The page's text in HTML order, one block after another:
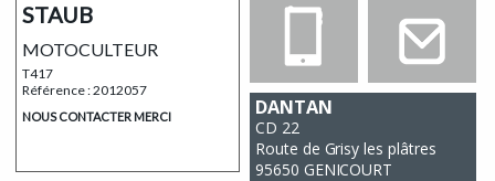
STAUB
MOTOCULTEUR
T417
Référence : 2012057
NOUS CONTACTER MERCI DANTAN
CD 22
Route de Grisy les plâtres
95650 GENICOURT